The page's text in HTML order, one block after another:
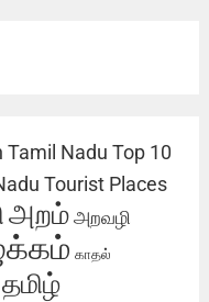
Tamil Nadu Top 10
Tourist Places
அறம் அறவழி
காதல்
தமிழ்